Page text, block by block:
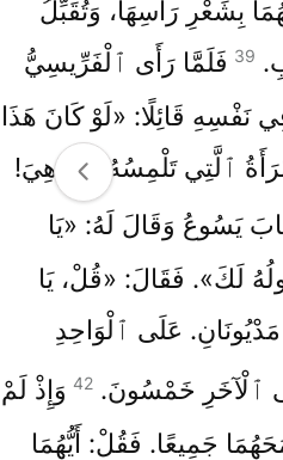
بِشَعْرِ رَأْسِهَا، وَتُقَبِّلُ
39 فَلَمَّا رَأَى ٱلْفَرِّيسِيُّ
نَفْسِهِ قَائِلًا: «لَوْ كَانَ هَذَا
ٱلَّتِي تَلْمِسُهُ وَمَا هِيَ!
يَسُوعُ وَقَالَ لَهُ: «يَا
لَكَ». فَقَالَ: «قُلْ، يَا
عَلَى ٱلْوَاحِدِ
ٱلْآخَرِ خَمْسُونَ. 42 وَإِذْ لَمْ
جَمِيعًا. فَقُلْ: أَيُّهُمَا